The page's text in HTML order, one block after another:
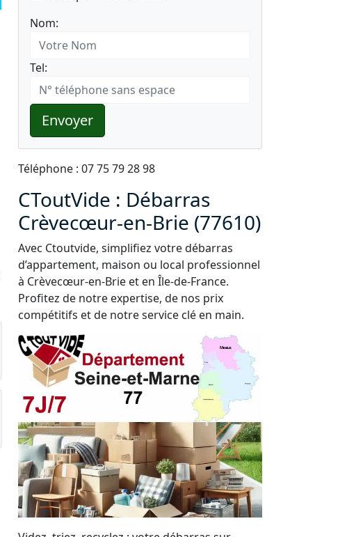
Nom:
Tel:
Envoyer
Téléphone : 07 75 79 28 98
CToutVide : Débarras
Crèvecœur-en-Brie (77610)
Avec Ctoutvide, simplifiez votre débarras
d’appartement, maison ou local professionnel
à Crèvecœur-en-Brie et en Île-de-France.
Profitez de notre expertise, de nos prix
compétitifs et de notre service clé en main.